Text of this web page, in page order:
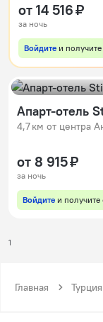
от 14 516 ₽
за ночь
Войдите и
Апарт-отель
4,7 км от центра
от 8 915 ₽
за ночь
Войдите и получите
1
Главная Турция